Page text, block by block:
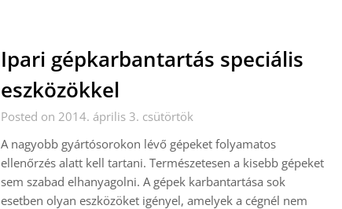
Ipari gépkarbantartás speciális
eszközökkel
Posted on 2014. április 3. csütörtök
A nagyobb gyártósorokon lévő gépeket folyamatos
ellenőrzés alatt kell tartani. Természetesen a kisebb gépeket
sem szabad elhanyagolni. A gépek karbantartása sok
esetben olyan eszközöket igényel, amelyek a cégnél nem